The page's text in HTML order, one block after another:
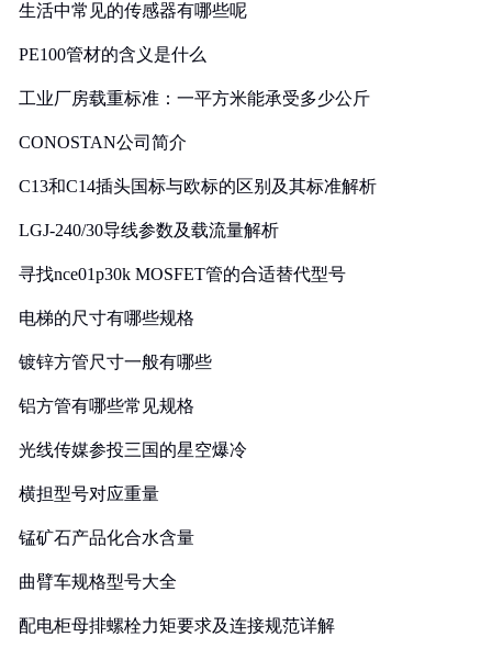
生活中常见的传感器有哪些呢
PE100管材的含义是什么
工业厂房载重标准：一平方米能承受多少公斤
CONOSTAN公司简介
C13和C14插头国标与欧标的区别及其标准解析
LGJ-240/30导线参数及载流量解析
寻找nce01p30k MOSFET管的合适替代型号
电梯的尺寸有哪些规格
镀锌方管尺寸一般有哪些
铝方管有哪些常见规格
光线传媒参投三国的星空爆冷
横担型号对应重量
锰矿石产品化合水含量
曲臂车规格型号大全
配电柜母排螺栓力矩要求及连接规范详解